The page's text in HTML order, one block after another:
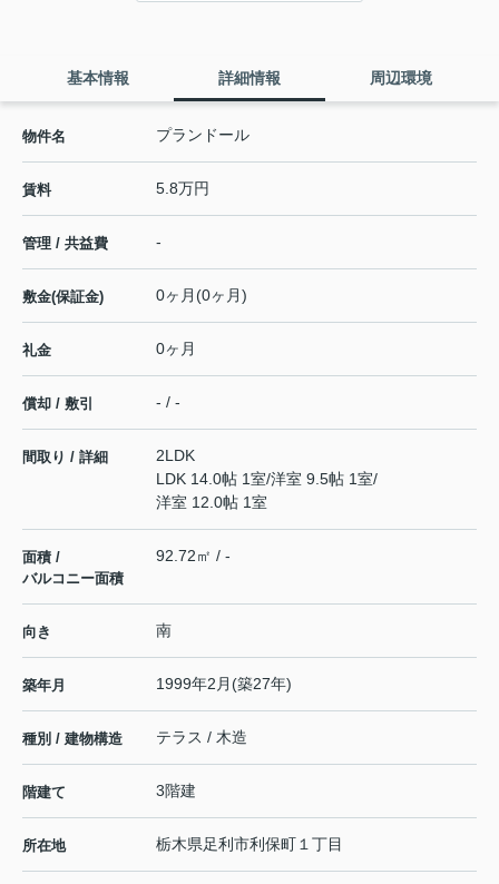
基本情報 詳細情報 周辺環境
物件名 プランドール
賃料 5.8万円
管理 / 共益費 -
敷金(保証金) 0ヶ月(0ヶ月)
礼金 0ヶ月
償却 / 敷引 - / -
間取り / 詳細
2LDK
LDK 14.0帖 1室/洋室 9.5帖 1室/
洋室 12.0帖 1室
面積 /
バルコニー面積
92.72㎡ / -
向き 南
築年月 1999年2月(築27年)
種別 / 建物構造 テラス / 木造
階建て 3階建
所在地 栃木県足利市利保町 １丁目